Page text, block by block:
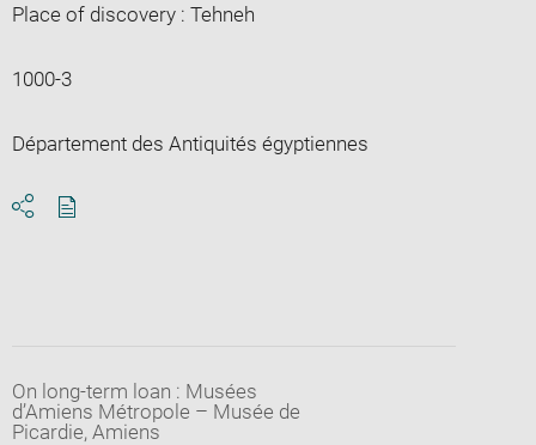
Place of discovery : Tehneh
1000-3
Département des Antiquités égyptiennes
On long-term loan : Musées
d’Amiens Métropole – Musée de
Picardie, Amiens